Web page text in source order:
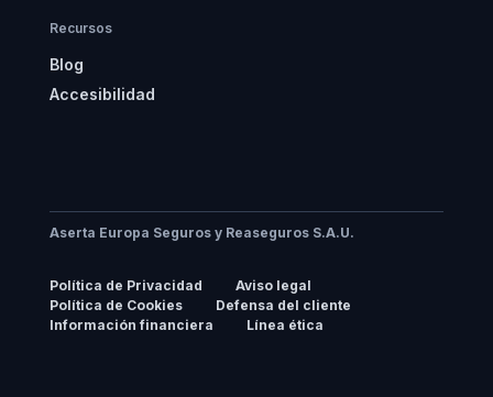
Recursos
Blog
Accesibilidad
Aserta Europa Seguros y Reaseguros S.A.U.
Política de Privacidad
Aviso legal
Política de Cookies
Defensa del cliente
Información financiera
Línea ética